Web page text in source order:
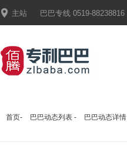
 主站 巴巴专线 0519-88238816
首页- 巴巴动态列表 - 巴巴动态详情